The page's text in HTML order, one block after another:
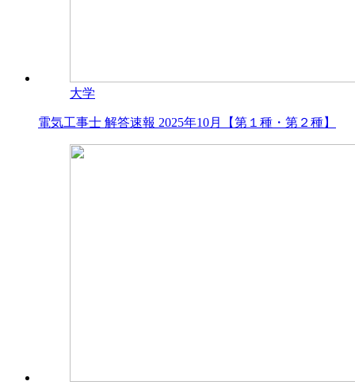
大学
電気工事士 解答速報 2025年10月【第１種・第２種】